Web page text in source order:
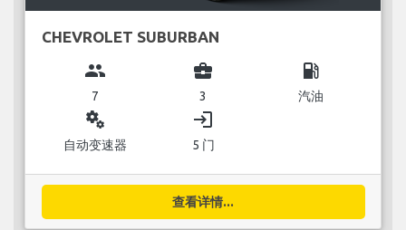
CHEVROLET SUBURBAN
group
7
business_center
3
local_gas_station
汽油
miscellaneous_services
自动变速器
login
5 门
查看详情...